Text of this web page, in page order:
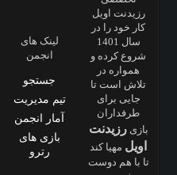
رزیدنت اویل
کار خود را در
سال 1401
شروع کرده و
همواره در
تلاش است تا
جایی برای
طرفداران
بازیرزیدنت
اویل مهیا کند
تا با هم دوست
لینک های
انجمن
جستجو
تیم مدیریت
آمار انجمن
بازی های
رترو